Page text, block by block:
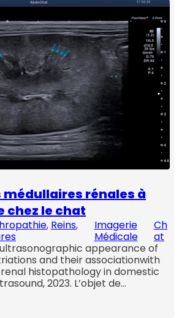
médullaires rénales à
chez le chat
, Reins,
Imagerie
Médicale
Ch
at
appearance of
and their associationwith
histopathology in domestic
2023. L’objet de…